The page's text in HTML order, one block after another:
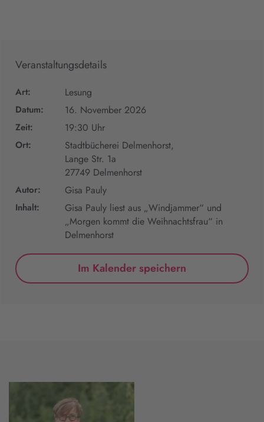
Veranstaltungsdetails
Art: Lesung
Datum: 16. November 2026
Zeit: 19:30 Uhr
Ort:
Stadtbücherei Delmenhorst,
Lange Str. 1a
27749 Delmenhorst
Autor: Gisa Pauly
Inhalt:
Gisa Pauly liest aus „Windjammer“ und
„Morgen kommt die Weihnachtsfrau“ in
Delmenhorst
Im Kalender speichern